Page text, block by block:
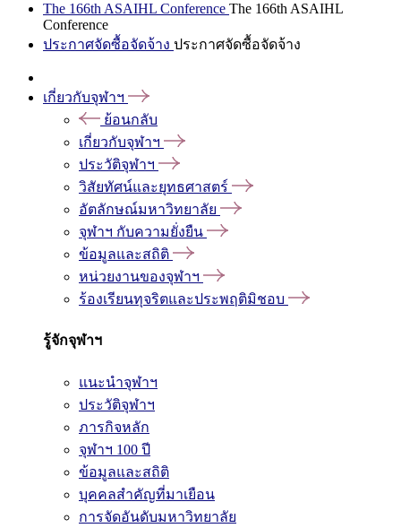
The 166th ASAIHL Conference The 166th ASAIHL
Conference
ประกาศจัดซื้อจัดจ้าง ประกาศจัดซื้อจัดจ้าง
เกี่ยวกับจุฬาฯ
ย้อนกลับ
เกี่ยวกับจุฬาฯ
ประวัติจุฬาฯ
วิสัยทัศน์และยุทธศาสตร์
อัตลักษณ์มหาวิทยาลัย
จุฬาฯ กับความยั่งยืน
ข้อมูลและสถิติ
หน่วยงานของจุฬาฯ
ร้องเรียนทุจริตและประพฤติมิชอบ
รู้จักจุฬาฯ
แนะนำจุฬาฯ
ประวัติจุฬาฯ
ภารกิจหลัก
จุฬาฯ 100 ปี
ข้อมูลและสถิติ
บุคคลสำคัญที่มาเยือน
การจัดอันดับมหาวิทยาลัย